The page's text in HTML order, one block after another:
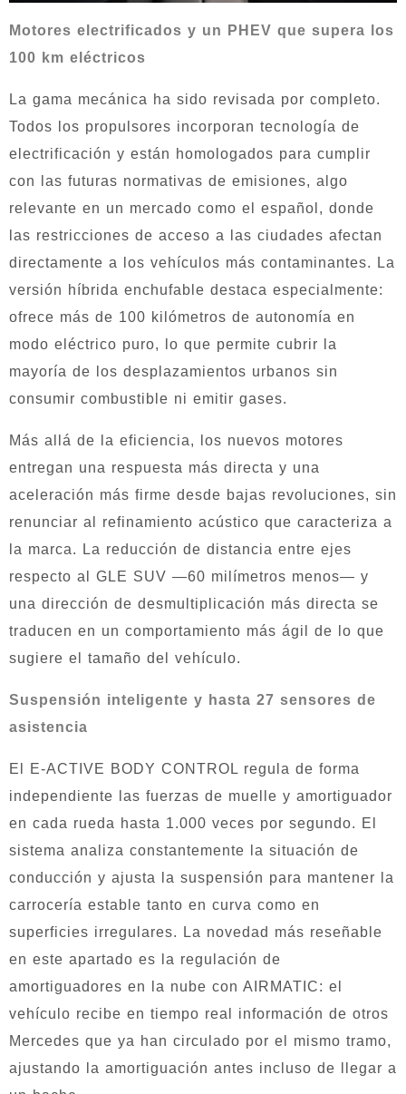
Motores electrificados y un PHEV que supera los
100 km eléctricos
La gama mecánica ha sido revisada por completo.
Todos los propulsores incorporan tecnología de
electrificación y están homologados para cumplir
con las futuras normativas de emisiones, algo
relevante en un mercado como el español, donde
las restricciones de acceso a las ciudades afectan
directamente a los vehículos más contaminantes. La
versión híbrida enchufable destaca especialmente:
ofrece más de 100 kilómetros de autonomía en
modo eléctrico puro, lo que permite cubrir la
mayoría de los desplazamientos urbanos sin
consumir combustible ni emitir gases.
Más allá de la eficiencia, los nuevos motores
entregan una respuesta más directa y una
aceleración más firme desde bajas revoluciones, sin
renunciar al refinamiento acústico que caracteriza a
la marca. La reducción de distancia entre ejes
respecto al GLE SUV —60 milímetros menos— y
una dirección de desmultiplicación más directa se
traducen en un comportamiento más ágil de lo que
sugiere el tamaño del vehículo.
Suspensión inteligente y hasta 27 sensores de
asistencia
El E-ACTIVE BODY CONTROL regula de forma
independiente las fuerzas de muelle y amortiguador
en cada rueda hasta 1.000 veces por segundo. El
sistema analiza constantemente la situación de
conducción y ajusta la suspensión para mantener la
carrocería estable tanto en curva como en
superficies irregulares. La novedad más reseñable
en este apartado es la regulación de
amortiguadores en la nube con AIRMATIC: el
vehículo recibe en tiempo real información de otros
Mercedes que ya han circulado por el mismo tramo,
ajustando la amortiguación antes incluso de llegar a